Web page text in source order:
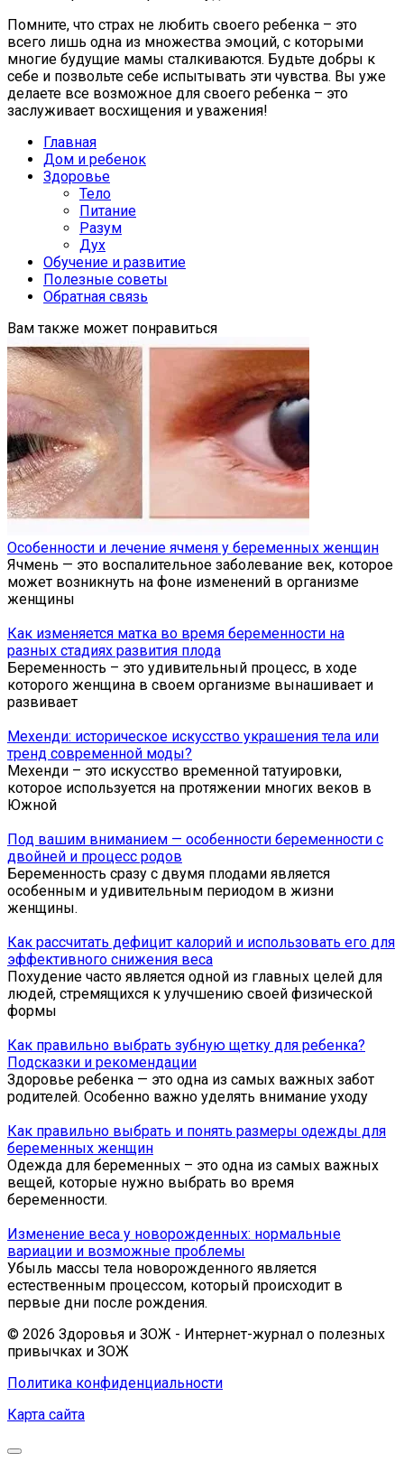
Помните, что страх не любить своего ребенка – это
всего лишь одна из множества эмоций, с которыми
многие будущие мамы сталкиваются. Будьте добры к
себе и позвольте себе испытывать эти чувства. Вы уже
делаете все возможное для своего ребенка – это
заслуживает восхищения и уважения!
Главная
Дом и ребенок
Здоровье
Тело
Питание
Разум
Дух
Обучение и развитие
Полезные советы
Обратная связь
Вам также может понравиться
Особенности и лечение ячменя у беременных женщин
Ячмень — это воспалительное заболевание век, которое
может возникнуть на фоне изменений в организме
женщины
Как изменяется матка во время беременности на
разных стадиях развития плода
Беременность – это удивительный процесс, в ходе
которого женщина в своем организме вынашивает и
развивает
Мехенди: историческое искусство украшения тела или
тренд современной моды?
Мехенди – это искусство временной татуировки,
которое используется на протяжении многих веков в
Южной
Под вашим вниманием — особенности беременности с
двойней и процесс родов
Беременность сразу с двумя плодами является
особенным и удивительным периодом в жизни
женщины.
Как рассчитать дефицит калорий и использовать его для
эффективного снижения веса
Похудение часто является одной из главных целей для
людей, стремящихся к улучшению своей физической
формы
Как правильно выбрать зубную щетку для ребенка?
Подсказки и рекомендации
Здоровье ребенка — это одна из самых важных забот
родителей. Особенно важно уделять внимание уходу
Как правильно выбрать и понять размеры одежды для
беременных женщин
Одежда для беременных – это одна из самых важных
вещей, которые нужно выбрать во время
беременности.
Изменение веса у новорожденных: нормальные
вариации и возможные проблемы
Убыль массы тела новорожденного является
естественным процессом, который происходит в
первые дни после рождения.
© 2026 Здоровья и ЗОЖ - Интернет-журнал о полезных
привычках и ЗОЖ
Политика конфиденциальности
Карта сайта